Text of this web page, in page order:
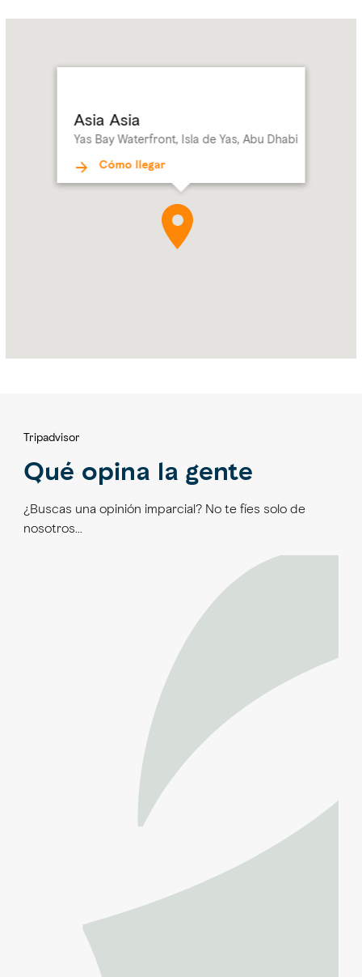
Address:Yas
Abu Dhabi
Asia Asia
Yas Bay Waterfront, Isla de Yas, Abu Dhabi
Cómo llegar
Tripadvisor
Qué opina la gente
¿Buscas una opinión imparcial? No te fíes solo de
nosotros…